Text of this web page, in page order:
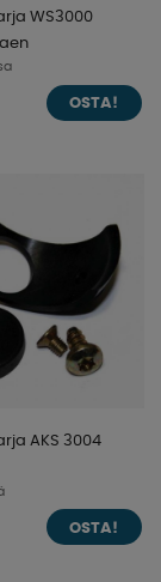
WS3000
OSTA!
AKS 3004
OSTA!